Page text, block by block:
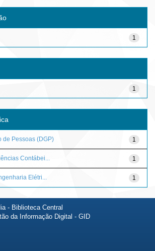
1
1
1
de Pessoas (DGP)
1
Contábei...
1
Elétri...
- Biblioteca Central
da Informação Digital - GID